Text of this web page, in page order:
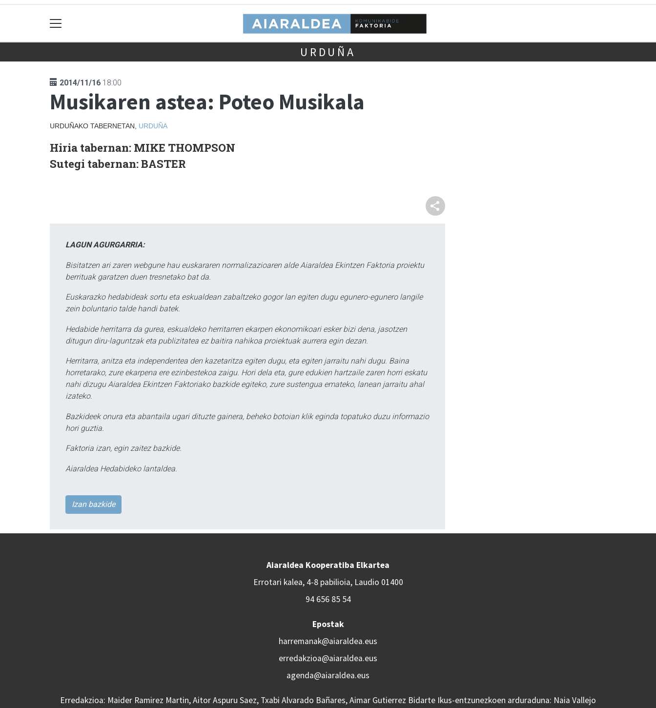
URDUÑA
2014/11/16 18:00
Musikaren astea: Poteo Musikala
URDUÑAKO TABERNETAN, URDUÑA
Hiria tabernan: MIKE THOMPSON
Sutegi tabernan: BASTER
LAGUN AGURGARRIA:
Bisitatzen ari zaren webgune hau euskararen normalizazioaren alde Aiaraldea Ekintzen Faktoria proiektu
berrituak garatzen duen tresnetako bat da.
Euskarazko hedabideak sortu eta eskualdean zabaltzeko gogor lan egiten dugu egunero-egunero langile
zein boluntario talde handi batek.
Hedabide herritarra da gurea, eskualdeko herritarren ekarpen ekonomikoari esker bizi dena, jasotzen
ditugun diru-laguntzak eta publizitatea ez baitira nahikoa proiektuak aurrera egin dezan.
Herritarra, anitza eta independentea den kazetaritza egiten dugu, eta egiten jarraitu nahi dugu. Baina
horretarako, zure ekarpena ere ezinbestekoa zaigu. Hori dela eta, gure edukien hartzaile zaren horri eskatu
nahi dizugu Aiaraldea Ekintzen Faktoriako bazkide egiteko, zure sustengua emateko, lanean jarraitu ahal
izateko.
Bazkideek onura eta abantaila ugari dituzte gainera, beheko botoian klik eginda topatuko duzu informazio
hori guztia.
Faktoria izan, egin zaitez bazkide.
Aiaraldea Hedabideko lantaldea.
Izan bazkide
Aiaraldea Kooperatiba Elkartea
Errotari kalea, 4-8 pabilioia, Laudio 01400
94 656 85 54
Epostak
harremanak@aiaraldea.eus
erredakzioa@aiaraldea.eus
agenda@aiaraldea.eus
Erredakzioa: Maider Ramirez Martin, Aitor Aspuru Saez, Txabi Alvarado Bañares, Aimar Gutierrez Bidarte Ikus-entzunezkoen arduraduna: Naia Vallejo